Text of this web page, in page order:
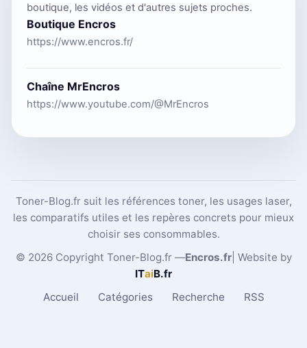
boutique, les vidéos et d'autres sujets proches.
Boutique Encros
https://www.encros.fr/
Chaîne MrEncros
https://www.youtube.com/@MrEncros
Toner-Blog.fr suit les références toner, les usages laser,
les comparatifs utiles et les repères concrets pour mieux
choisir ses consommables.
© 2026 Copyright Toner-Blog.fr —Encros.fr| Website by
ITaiB.fr
Accueil
Catégories Recherche RSS